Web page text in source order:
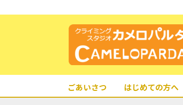
ごあいさつ はじめての方へ